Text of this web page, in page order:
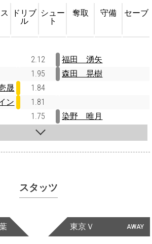
ドリブ
ル
シュー
ト
奪取 守備 セーブ
2.12
福田 湧矢
1.95
森田 晃樹
晟
1.84
ン
1.81
1.75
染野 唯月
スタッツ
AWAY
東京Ｖ